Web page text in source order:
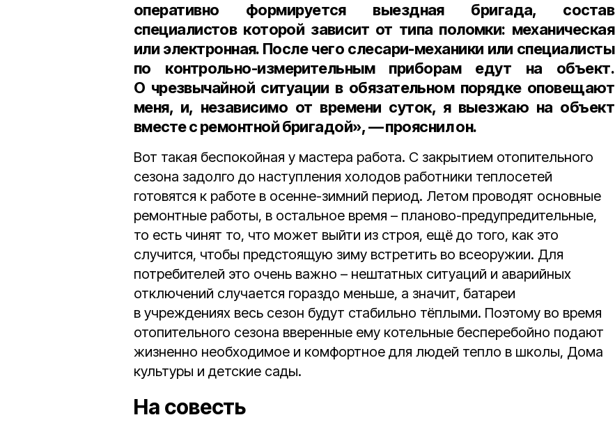
оперативно формируется выездная бригада, состав
специалистов которой зависит от типа поломки: механическая
или электронная. После чего слесари-механики или специалисты
по контрольно-измерительным приборам едут на объект.
О чрезвычайной ситуации в обязательном порядке оповещают
меня, и, независимо от времени суток, я выезжаю на объект
вместе с ремонтной бригадой», — прояснил он.
Вот такая беспокойная у мастера работа. С закрытием отопительного
сезона задолго до наступления холодов работники теплосетей
готовятся к работе в осенне-зимний период. Летом проводят основные
ремонтные работы, в остальное время – планово-предупредительные,
то есть чинят то, что может выйти из строя, ещё до того, как это
случится, чтобы предстоящую зиму встретить во всеоружии. Для
потребителей это очень важно – нештатных ситуаций и аварийных
отключений случается гораздо меньше, а значит, батареи
в учреждениях весь сезон будут стабильно тёплыми. Поэтому во время
отопительного сезона вверенные ему котельные бесперебойно подают
жизненно необходимое и комфортное для людей тепло в школы, Дома
культуры и детские сады.
На совесть